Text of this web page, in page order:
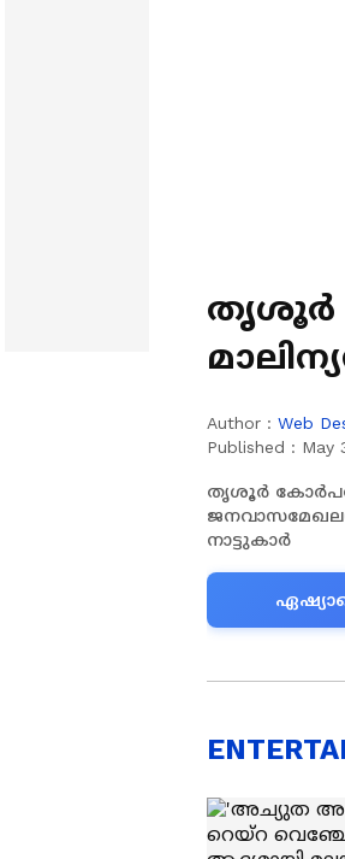
തൃശൂർ
Author : Web
Published : May
തൃശൂർ
നാട്ടുകാർ